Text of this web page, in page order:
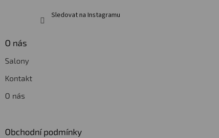
Sledovat na Instagramu
O nás
Salony
Kontakt
O nás
Obchodní podmínky